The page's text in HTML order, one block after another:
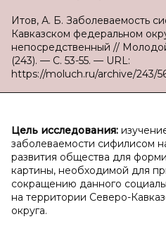
Итов, А. Б. Заболеваемость
Кавказском федеральном
непосредственный //
(243). — С. 53-55. — URL:
https://moluch.ru/archive/243/
Цель исследования:
заболеваемости сифилисом
развития общества для
картины, необходимой для
сокращению данного
на территории Северо-
округа.